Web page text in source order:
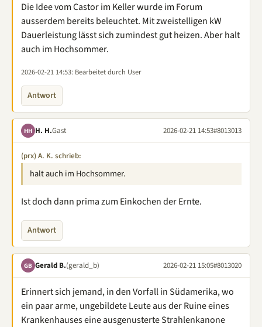
Die Idee vom Castor im Keller wurde im Forum
ausserdem bereits beleuchtet. Mit zweistelligen kW
Dauerleistung lässt sich zumindest gut heizen. Aber halt
auch im Hochsommer.
2026-02-21 14:53: Bearbeitet durch User
Antwort
HH H. H.Gast 2026-02-21 14:53#8013013
(prx) A. K. schrieb:
halt auch im Hochsommer.
Ist doch dann prima zum Einkochen der Ernte.
Antwort
GB Gerald B.(gerald_b) 2026-02-21 15:05#8013020
Erinnert sich jemand, in den Vorfall in Südamerika, wo
ein paar arme, ungebildete Leute aus der Ruine eines
Krankenhauses eine ausgenusterte Strahlenkanone